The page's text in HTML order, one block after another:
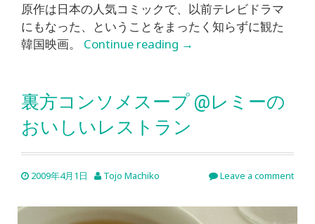
原作は日本の人気コミックで、以前テレビドラマ
にもなった、ということをまったく知らずに観た
韓国映画。 Continue reading →
裏方コンソメスープ @レミーの
おいしいレストラン
2009年4月1日 Tojo Machiko Leave a comment